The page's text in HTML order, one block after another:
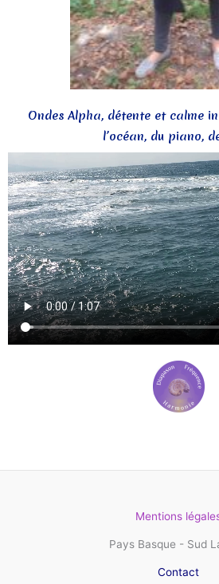
Ondes Alpha, détente et calme
l’océan, du piano,
Mentions
Pays Basque - Sud
Contact